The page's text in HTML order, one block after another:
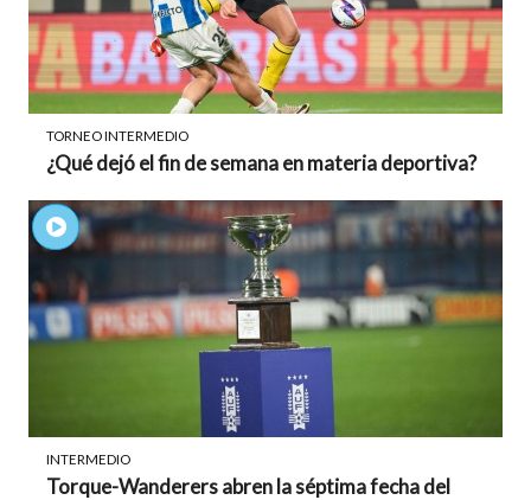
TORNEO INTERMEDIO
¿Qué dejó el fin de semana en materia deportiva?
INTERMEDIO
Torque-Wanderers abren la séptima fecha del